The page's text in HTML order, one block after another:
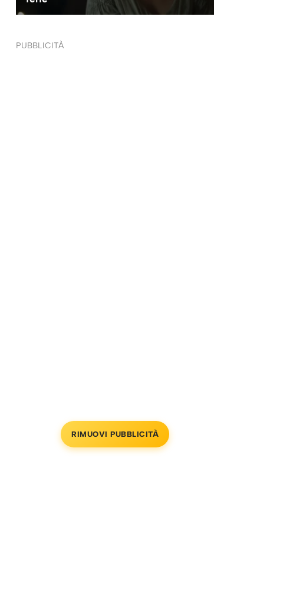
PUBBLICITÀ
RIMUOVI PUBBLICITÀ